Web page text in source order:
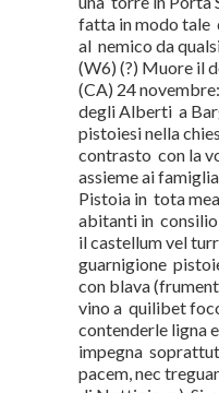
fatta in modo tale
al nemico da
(W6) (?) Muore il
(CA) 24
degli Alberti a
pistoiesi nella
contrasto con la
assieme ai
Pistoia in tota
abitanti in
il castellum vel
guarnigione
con blava
vino a quilibet
contenderle ligna
impegna
pacem, nec